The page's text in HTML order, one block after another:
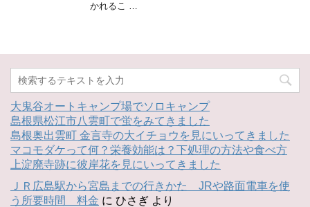
かれるこ …
大鬼谷オートキャンプ場でソロキャンプ
島根県松江市八雲町で蛍をみてきました
島根奥出雲町 金言寺の大イチョウを見にいってきました
マコモダケって何？栄養効能は？下処理の方法や食べ方
上淀廃寺跡に彼岸花を見にいってきました
ＪＲ広島駅から宮島までの行きかた JRや路面電車を使
う所要時間 料金 に ひさぎ より